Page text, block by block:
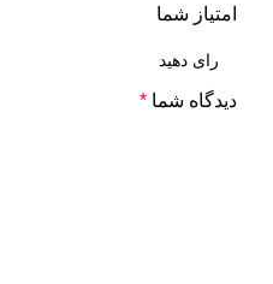
امتیاز شما
دیدگاه شما *